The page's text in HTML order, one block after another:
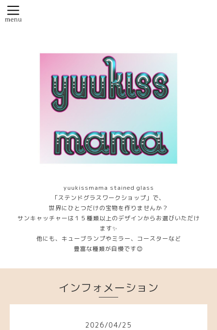
yuukissmama stained glass
「ステンドグラスワークショップ」で、
世界にひとつだけの宝物を作りませんか？
サンキャッチャーは１５種類以上のデザインからお選びいただけ
ます✨
他にも、キューブランプやミラー、コースターなど
豊富な種類が自慢です😊
インフォメーション
2026/04/25